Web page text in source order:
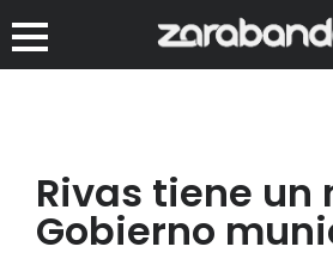
Rivas tiene un
Gobierno